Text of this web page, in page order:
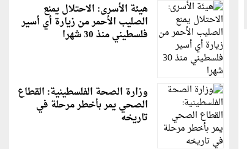
هيئة الأسرى: الاحتلال يمنع
الصليب الأحمر من زيارة أي أسير
فلسطيني منذ 30 شهرا
وزارة الصحة الفلسطينية: القطاع
الصحي يمر بأخطر مرحلة في
تاريخه